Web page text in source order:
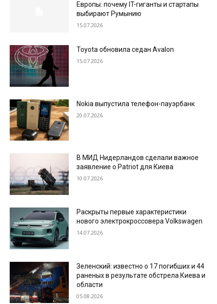
Европы: почему IT-гиганты и стартапы
выбирают Румынию
15.07.2026
Toyota обновила седан Avalon
15.07.2026
Nokia выпустила телефон-пауэрбанк
20.07.2026
В МИД Нидерландов сделали важное
заявление о Patriot для Киева
10.07.2026
Раскрыты первые характеристики
нового электрокроссовера Volkswagen
14.07.2026
Зеленский: известно о 17 погибших и 44
раненых в результате обстрела Киева и
области
05.08.2026